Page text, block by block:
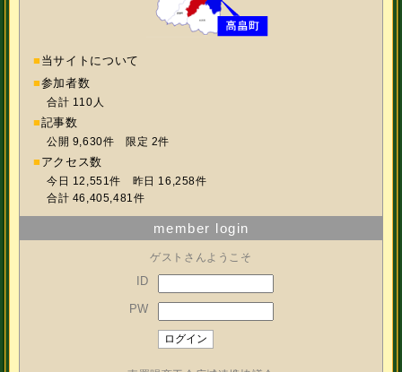
■ 当サイトについて
■参加者数
合計 110人
■記事数
公開 9,630件 限定 2件
■ アクセス数
今日 12,551件 昨日 16,258件
合計 46,405,481件
member login
ゲストさんようこそ
ID
PW